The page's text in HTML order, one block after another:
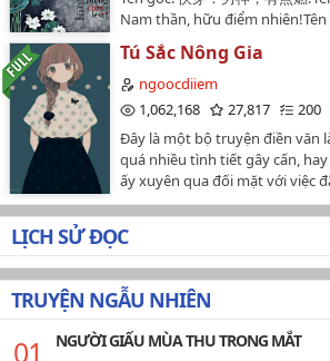
Moment 43
Moment 44
Moment 45
Moment 46
Moment 47
Moment 48
Moment 49
Moment 50
Moment 51
trốn khỏi tôi 1 lần nữa thì hậu
biết. " Dần dần 2 người bắt đầu
dần yêu hắn hơn- " Vợ à em hư
phạt em hay không ? "__ Hắn
lần sau em sẽ không như thế
mà không ai biết. Chỉ có cô và
cô bạn thân mình mới biết mà
làm sao có thể giấu hắn được
như không bởi hắn đã dư sức
Đây lác phẩm đầu tay, truyện
đừng mang truyện đi đâu khi
tác giả ạ, Kamsamita🙏❤…
ổn nhớ để lại cái nhận xét :'3-
QT…
Nam thần, hữu điểm
Nam thần, bùng cháy lên!Tác
Ngôn tình, cổ đại, hiện đại,
tình cảm, khoa học viễn tưởng,
Hạ Lan Tâm NhiênẢnh bìa:
định tử vong, sau khi chết,
- tiêu tiền.Từ khi bị ràng buộc
eo không đau, chân không
không cần nữa, mỗi ngày đều
hãi.Hệ thống: Tiểu tỷ tỷ, không
thức vô địch! (▼皿▼#)Hệ
mục tiêu nhỏ, trước tiêu hết
Phá sản cái gì, còn nữa, tên
thấu này là thế nào? Đừng
phục thế giới!Nam chính nào
Tú Sắc Nông Gia
ngoocdiiem
1,062,168
27,817
200
Đây là một bộ truyện điền văn
quá nhiều tình tiết gây cấn,
ấy xuyên qua đối mặt với việc
đình nghèo khó, nam chính
cũng không bá đạo lãnh khốc,
dân bình thường, trung hậu,
vệ vợ, có trách nhiệm với gia
vượt qua mặc cảm, hòa thuận
đấu làm giàu, chăm sóc và giúp
như lời tác giả nói, thị phi
nhiều…
LỊCH SỬ ĐỌC
TRUYỆN NGẪU NHIÊN
NGƯỜI GIẤU MÙA THU TRONG MẮT